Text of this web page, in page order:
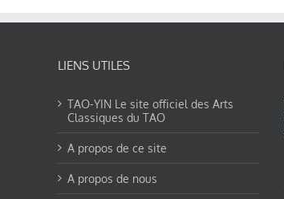
LIENS UTILES
TAO-YIN Le site officiel des Arts
Classiques du TAO
A propos de ce site
A propos de nous